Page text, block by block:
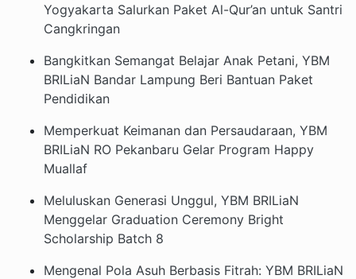
Yogyakarta Salurkan Paket Al-Qur’an untuk Santri
Cangkringan
Bangkitkan Semangat Belajar Anak Petani, YBM
BRILiaN Bandar Lampung Beri Bantuan Paket
Pendidikan
Memperkuat Keimanan dan Persaudaraan, YBM
BRILiaN RO Pekanbaru Gelar Program Happy
Muallaf
Meluluskan Generasi Unggul, YBM BRILiaN
Menggelar Graduation Ceremony Bright
Scholarship Batch 8
Mengenal Pola Asuh Berbasis Fitrah: YBM BRILiaN